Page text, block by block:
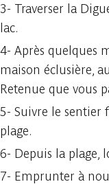
3- Traverser la
lac.
4- Après quelques
maison éclusière,
Retenue que vous
5- Suivre le sentier
plage.
6- Depuis la plage,
7- Emprunter à